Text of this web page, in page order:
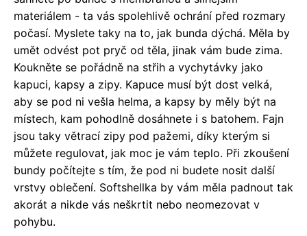
materiálem - ta vás spolehlivě ochrání před rozmary
počasí. Myslete taky na to, jak bunda dýchá. Měla by
umět odvést pot pryč od těla, jinak vám bude zima.
Koukněte se pořádně na střih a vychytávky jako
kapuci, kapsy a zipy. Kapuce musí být dost velká,
aby se pod ni vešla helma, a kapsy by měly být na
místech, kam pohodlně dosáhnete i s batohem. Fajn
jsou taky větrací zipy pod pažemi, díky kterým si
můžete regulovat, jak moc je vám teplo. Při zkoušení
bundy počítejte s tím, že pod ni budete nosit další
vrstvy oblečení. Softshellka by vám měla padnout tak
akorát a nikde vás neškrtit nebo neomezovat v
pohybu.